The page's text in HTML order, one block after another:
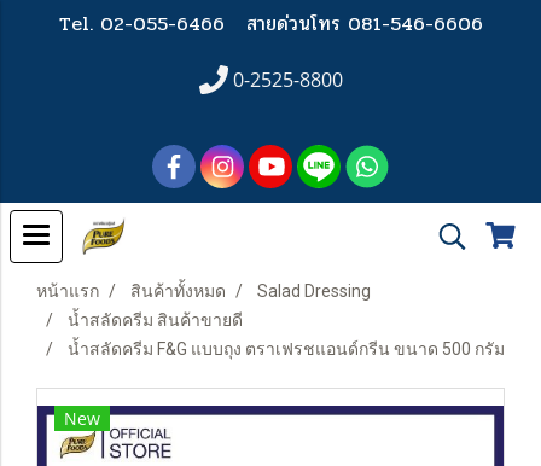
Tel. 02-055-6466 สายด่วนโทร 081-546-6606
0-2525-8800
หน้าแรก สินค้าทั้งหมด
Salad Dressing
น้ำสลัดครีม สินค้าขายดี
น้ำสลัดครีม F&G แบบถุง ตราเฟรชแอนด์กรีน ขนาด 500 กรัม
New